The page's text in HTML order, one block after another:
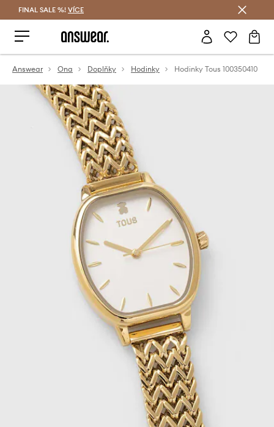
FINAL SALE %! VÍCE
Answear Ona Doplňky Hodinky Hodinky Tous 100350410